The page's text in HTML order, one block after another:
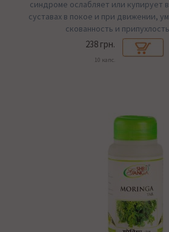
синдроме ослабляет или купирует
суставах в покое и при движении,
скованность и
238 грн.
10 капс.